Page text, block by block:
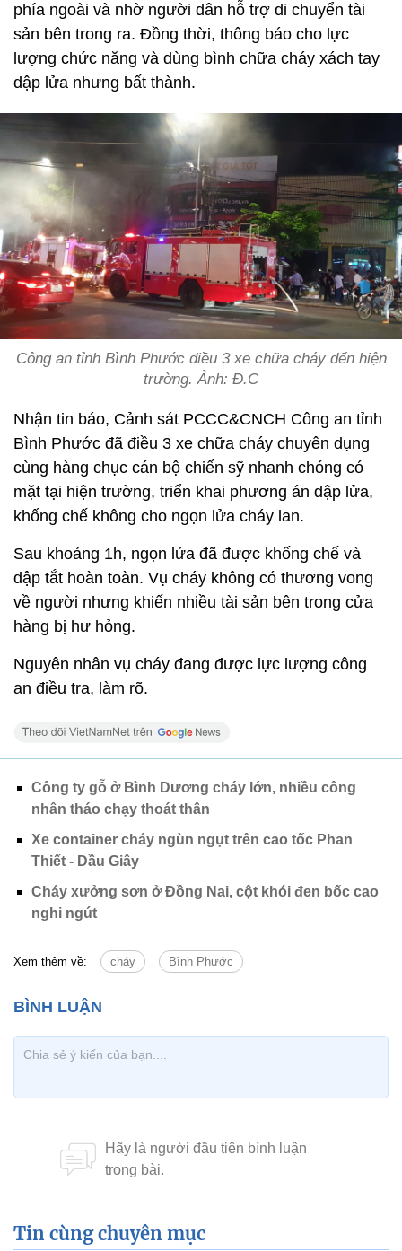
phía ngoài và nhờ người dân hỗ trợ di chuyển tài
sản bên trong ra. Đồng thời, thông báo cho lực
lượng chức năng và dùng bình chữa cháy xách tay
dập lửa nhưng bất thành.
Công an tỉnh Bình Phước điều 3 xe chữa cháy đến hiện
trường. Ảnh: Đ.C
Nhận tin báo, Cảnh sát PCCC&CNCH Công an tỉnh
Bình Phước đã điều 3 xe chữa cháy chuyên dụng
cùng hàng chục cán bộ chiến sỹ nhanh chóng có
mặt tại hiện trường, triển khai phương án dập lửa,
khống chế không cho ngọn lửa cháy lan.
Sau khoảng 1h, ngọn lửa đã được khống chế và
dập tắt hoàn toàn. Vụ cháy không có thương vong
về người nhưng khiến nhiều tài sản bên trong cửa
hàng bị hư hỏng.
Nguyên nhân vụ cháy đang được lực lượng công
an điều tra, làm rõ.
Công ty gỗ ở Bình Dương cháy lớn, nhiều công
nhân tháo chạy thoát thân
Xe container cháy ngùn ngụt trên cao tốc Phan
Thiết - Dầu Giây
Cháy xưởng sơn ở Đồng Nai, cột khói đen bốc cao
nghi ngút
Xem thêm về: cháy Bình Phước
Tin cùng chuyên mục